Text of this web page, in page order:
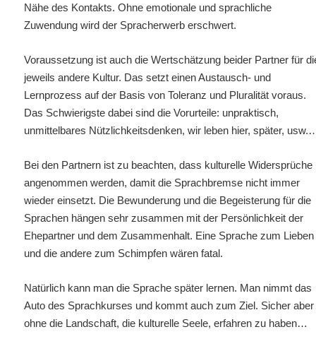
Nähe des Kontakts. Ohne emotionale und sprachliche
Zuwendung wird der Spracherwerb erschwert.
Voraussetzung ist auch die Wertschätzung beider Partner für
jeweils andere Kultur. Das setzt einen Austausch- und
Lernprozess auf der Basis von Toleranz und Pluralität voraus.
Das Schwierigste dabei sind die Vorurteile: unpraktisch,
unmittelbares Nützlichkeitsdenken, wir leben hier, später,
Bei den Partnern ist zu beachten, dass kulturelle Widersprüche
angenommen werden, damit die Sprachbremse nicht immer
wieder einsetzt. Die Bewunderung und die Begeisterung für die
Sprachen hängen sehr zusammen mit der Persönlichkeit der
Ehepartner und dem Zusammenhalt. Eine Sprache zum Lieben
und die andere zum Schimpfen wären fatal.
Natürlich kann man die Sprache später lernen. Man nimmt das
Auto des Sprachkurses und kommt auch zum Ziel. Sicher aber
ohne die Landschaft, die kulturelle Seele, erfahren zu haben…